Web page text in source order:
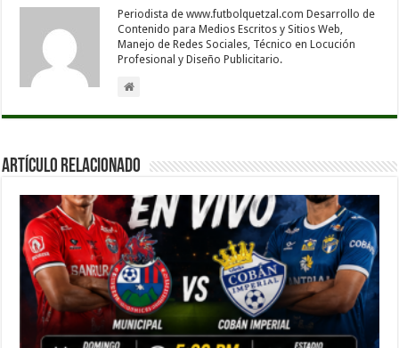
Periodista de www.futbolquetzal.com Desarrollo de
Contenido para Medios Escritos y Sitios Web,
Manejo de Redes Sociales, Técnico en Locución
Profesional y Diseño Publicitario.
Artículo Relacionado